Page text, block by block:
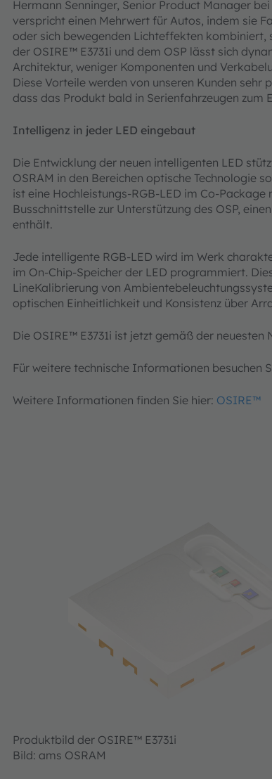
Hermann Senninger, Senior Product Manager
verspricht einen Mehrwert für Autos, indem sie
oder sich bewegenden Lichteffekten
der OSIRE™ E3731i und dem OSP lässt sich
Architektur, weniger Komponenten und
Diese Vorteile werden von unseren Kunden
dass das Produkt bald in Serienfahrzeugen zum
Intelligenz in jeder LED eingebaut
Die Entwicklung der neuen intelligenten LED
OSRAM in den Bereichen optische Technologie
ist eine Hochleistungs-RGB-LED im Co-
Busschnittstelle zur Unterstützung des OSP,
enthält.
Jede intelligente RGB-LED wird im Werk
im On-Chip-Speicher der LED programmiert.
LineKalibrierung von
optischen Einheitlichkeit und Konsistenz über
Die OSIRE™ E3731i ist jetzt gemäß der neuesten
Für weitere technische Informationen besuchen
Weitere Informationen finden Sie hier: OSIRE™
Produktbild der OSIRE™ E3731i
Bild: ams OSRAM